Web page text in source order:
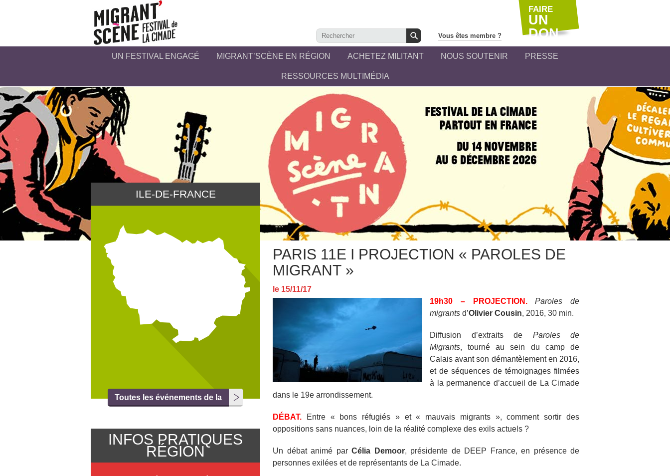
UN FESTIVAL ENGAGÉ MIGRANT’SCÈNE EN RÉGION ACHETEZ MILITANT NOUS SOUTENIR PRESSE
RESSOURCES MULTIMÉDIA
Vous êtes membre ?
FAIRE
UN
DON
PARIS 11E I PROJECTION « PAROLES DE
MIGRANT »
le 15/11/17
19h30 – PROJECTION.
Paroles de
migrants d’Olivier Cousin, 2016, 30 min.
Diffusion d’extraits de Paroles de
Migrants, tourné au sein du camp de
Calais avant son démantèlement en 2016,
et de séquences de témoignages filmées
à la permanence d’accueil de La Cimade
dans le 19e arrondissement.
DÉBAT. Entre « bons réfugiés » et « mauvais migrants », comment sortir des
oppositions sans nuances, loin de la réalité complexe des exils actuels ?
Un débat animé par Célia Demoor, présidente de DEEP France, en présence de
personnes exilées et de représentants de La Cimade.
ILE-DE-FRANCE
Toutes les événements de la
INFOS PRATIQUES
RÉGION